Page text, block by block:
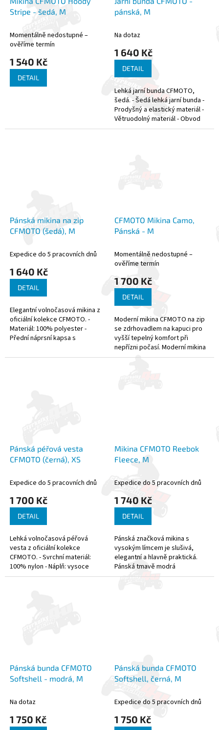
Stripe - šedá, M
Momentálně nedostupné –
ověříme termín
1 540 Kč
DETAIL
pánská, M
Na dotaz
1 640 Kč
DETAIL
Lehká jarní bunda CFMOTO,
šedá. - Šedá lehká jarní bunda -
Prodyšný a elastický materiál -
Větruodolný materiál - Obvod
límce a kapuce lze regulovat
Pánská mikina na zip
CFMOTO (šedá), M
Expedice do 5 pracovních dnů
1 640 Kč
DETAIL
Elegantní volnočasová mikina z
oficiální kolekce CFMOTO. -
Materiál: 100% polyester -
Přední náprsní kapsa s
CFMOTO Mikina Camo,
Pánská - M
Momentálně nedostupné –
ověříme termín
1 700 Kč
DETAIL
Moderní mikina CFMOTO na zip
se zdrhovadlem na kapuci pro
vyšší tepelný komfort při
nepřízni počasí. Moderní mikina
CFMoto na zip se zdrhovadlem
Pánská péřová vesta
CFMOTO (černá), XS
Expedice do 5 pracovních dnů
1 700 Kč
DETAIL
Lehká volnočasová péřová
vesta z oficiální kolekce
CFMOTO. - Svrchní materiál:
100% nylon - Náplň: vysoce
kvalitní kachní peří 80/20
Mikina CFMOTO Reebok
Fleece, M
Expedice do 5 pracovních dnů
1 740 Kč
DETAIL
Pánská značková mikina s
vysokým límcem je slušivá,
elegantní a hlavně praktická.
Pánská tmavě modrá
větruvzdorná mikina CFMOTO -
Pánská bunda CFMOTO
Softshell - modrá, M
Na dotaz
1 750 Kč
Pánská bunda CFMOTO
Softshell, černá, M
Expedice do 5 pracovních dnů
1 750 Kč